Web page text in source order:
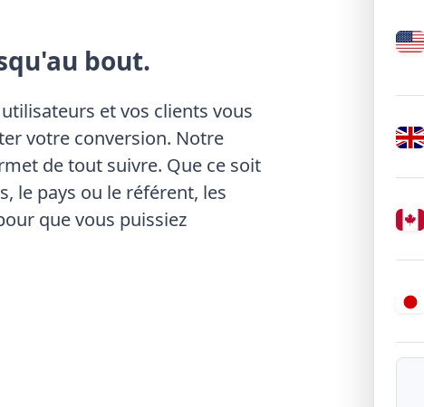
bout.
et vos clients vous
votre conversion. Notre
de tout suivre. Que ce soit
le pays ou le référent, les
que vous puissiez